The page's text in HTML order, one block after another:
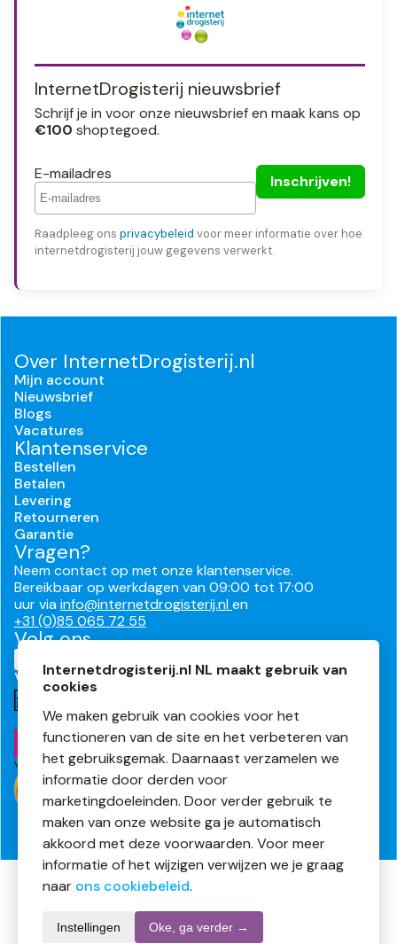
InternetDrogisterij nieuwsbrief
Schrijf je in voor onze nieuwsbrief en maak kans op
€100 shoptegoed.
E-mailadres
Raadpleeg ons privacybeleid voor meer informatie over hoe
internetdrogisterij jouw gegevens verwerkt.
Over InternetDrogisterij.nl
Mijn account
Nieuwsbrief
Blogs
Vacatures
Klantenservice
Bestellen
Betalen
Levering
Retourneren
Garantie
Vragen?
Neem contact op met onze klantenservice.
Bereikbaar op werkdagen van 09:00 tot 17:00
uur viainfo@internetdrogisterij.nlen
+31 (0)85 065 72 55
Volg ons
Veilig en makkelijk betalen
Algemene voorwaarden
Cookies
Disclaimer
Internetdrogisterij.nl NL maakt gebruik van
cookies
We maken gebruik van cookies voor het
functioneren van de site en het verbeteren van
het gebruiksgemak. Daarnaast verzamelen we
informatie door derden voor
marketingdoeleinden. Door verder gebruik te
maken van onze website ga je automatisch
akkoord met deze voorwaarden. Voor meer
informatie of het wijzigen verwijzen we je graag
naar ons cookiebeleid.
Instellingen Oke, ga verder →